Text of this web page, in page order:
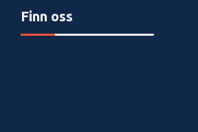
Finn oss